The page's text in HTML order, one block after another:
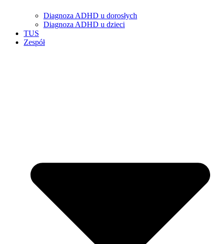
Diagnoza ADHD u dorosłych
Diagnoza ADHD u dzieci
TUS
Zespół